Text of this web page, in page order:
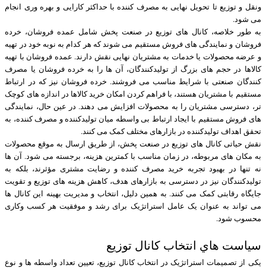
ونقل و توزیع تا تحویل نهایی به مصرف کننده با حداکثر کارایی و بهره وری انجام
می شود.
به طور خلاصه، کانال های توزیع در صنعت پخش شامل عمده فروشان، خرده
فروشان و نمایندگی های فروش مستقیم می شوند که هر کدام به نوبه خود در تهیه
و عرضه محصولات یا خدمات به مشتریان نهایی نقش دارند. عمده فروشان با تهیه
کالاها در حجم های بزرگ از تولیدکنندگان، آن ها را به خرده فروشان یا مصرف
کنندگان صنعتی با شرایط مناسب می فروشند. خرده فروشان نیز که در ارتباط
مستقیم با مشتریان هستند، با فراهم کردن امکان خرید کالاها در اندازه های کوچک
تر، دسترسی مشتریان را به محصولات افزایش می دهند. در عین حال، نمایندگی
های فروش مستقیم با ایجاد ارتباط بی واسطه میان تولیدکننده و مصرف کننده، به
تحقق اهداف تولیدکننده در بازارهای مختلف کمک می کنند.
نقش حیاتی کانال های توزیع در صنعت پخش، از طریق ارسال به موقع محصولات
به مکان های مربوطه، در زمان مناسب با کمترین هزینه، برجسته می شود. آن ها
نه تنها در بهبود تجربه خرید مصرف کننده و رضایت مشتری مؤثرند، بلکه به
تولیدکنندگان نیز در دسترسی به بازارهای هدف، کاهش هزینه های توزیع و تقویت
جایگاه رقابتی کمک می کنند. به همین دلیل، انتخاب و مدیریت بهینه این کانال ها
می تواند به عنوان یک عامل استراتژیک برای رشد و موفقیت هر کسب وکاری
محسوب شود.
سیاست هاي انتخاب كانال توزيع
یکی از تصمیمات استراتژیک در انتخاب کانال توزیع، تعیین تعداد واسطه ها و نوع